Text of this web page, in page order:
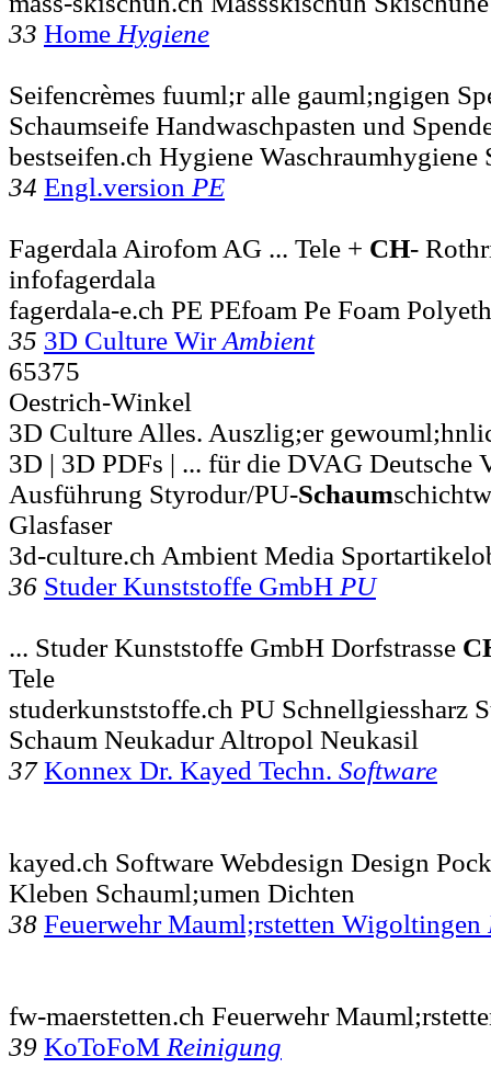
33 Home Hygiene
Seifencrèmes fuuml;r alle gauml;ngigen
Schaumseife Handwaschpasten und
bestseifen.ch Hygiene Waschraumhygiene
34 Engl.version PE
Fagerdala Airofom AG ... Tele + CH-
infofagerdala
fagerdala-e.ch PE PEfoam Pe Foam
35 3D Culture WirAmbient
65375
Oestrich-Winkel
3D Culture Alles. Auszlig;er
3D | 3D PDFs | ... für die DVAG Deutsche
Ausführung Styrodur/PU-Schaum
Glasfaser
3d-culture.ch Ambient Media
36 Studer Kunststoffe GmbH PU
... Studer Kunststoffe GmbH Dorfstrasse
Tele
studerkunststoffe.ch PU Schnellgiessharz
Schaum Neukadur Altropol Neukasil
37 Konnex Dr. Kayed Techn. Software
kayed.ch Software Webdesign Design
Kleben Schauml;umen Dichten
38 Feuerwehr Mauml;rstetten Wigoltingen
fw-maerstetten.ch Feuerwehr
39 KoToFoM Reinigung